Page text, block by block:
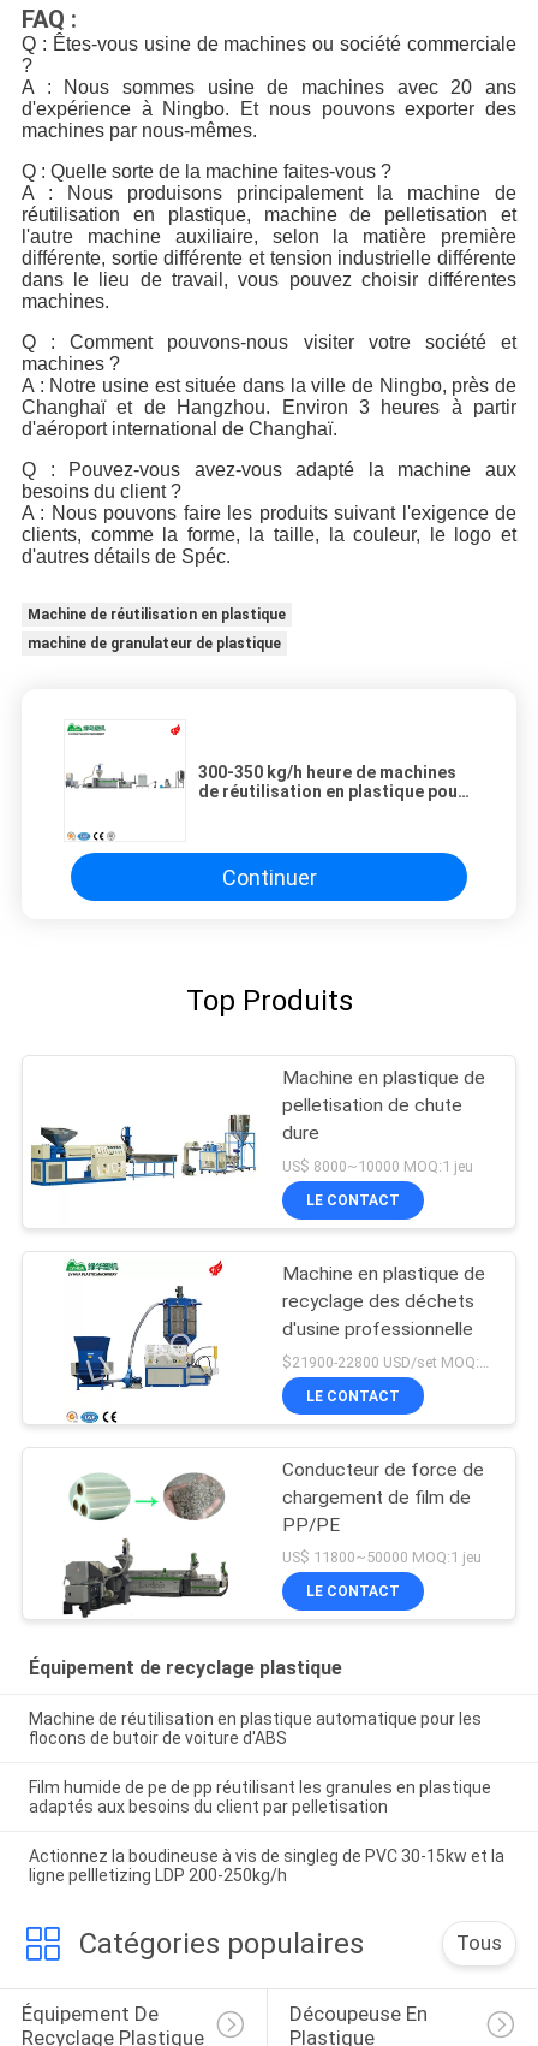
FAQ :
Q : Êtes-vous usine de machines ou société commerciale
?
A : Nous sommes usine de machines avec 20 ans
d'expérience à Ningbo. Et nous pouvons exporter des
machines par nous-mêmes.
Q : Quelle sorte de la machine faites-vous ?
A : Nous produisons principalement la machine de
réutilisation en plastique, machine de pelletisation et
l'autre machine auxiliaire, selon la matière première
différente, sortie différente et tension industrielle différente
dans le lieu de travail, vous pouvez choisir différentes
machines.
Q : Comment pouvons-nous visiter votre société et
machines ?
A : Notre usine est située dans la ville de Ningbo, près de
Changhaï et de Hangzhou. Environ 3 heures à partir
d'aéroport international de Changhaï.
Q : Pouvez-vous avez-vous adapté la machine aux
besoins du client ?
A : Nous pouvons faire les produits suivant l'exigence de
clients, comme la forme, la taille, la couleur, le logo et
d'autres détails de Spéc.
Machine de réutilisation en plastique
machine de granulateur de plastique
300-350 kg/h heure de machines
de réutilisation en plastique pour
Continuer
Top Produits
Machine en plastique de
pelletisation de chute
dure
US$ 8000~10000 MOQ:1 jeu
LE CONTACT
Machine en plastique de
recyclage des déchets
d'usine professionnelle
LE CONTACT
Conducteur de force de
chargement de film de
PP/PE
US$ 11800~50000 MOQ:1 jeu
LE CONTACT
Équipement de recyclage plastique
Machine de réutilisation en plastique automatique pour les
flocons de butoir de voiture d'ABS
Film humide de pe de pp réutilisant les granules en plastique
adaptés aux besoins du client par pelletisation
Actionnez la boudineuse à vis de singleg de PVC 30-15kw et la
ligne pellletizing LDP 200-250kg/h
Catégories populaires Tous
Équipement De
Recyclage Plastique
Découpeuse En
Plastique